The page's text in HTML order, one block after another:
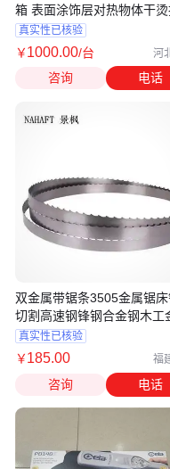
箱 表面涂饰层对热物体干烫
能力
真实性已核验
￥1000.00/台 河
咨询 电话
双金属带锯条3505金属锯
切割高速钢锋钢合金钢木工
锯条
真实性已核验
￥185.00 福
咨询 电话